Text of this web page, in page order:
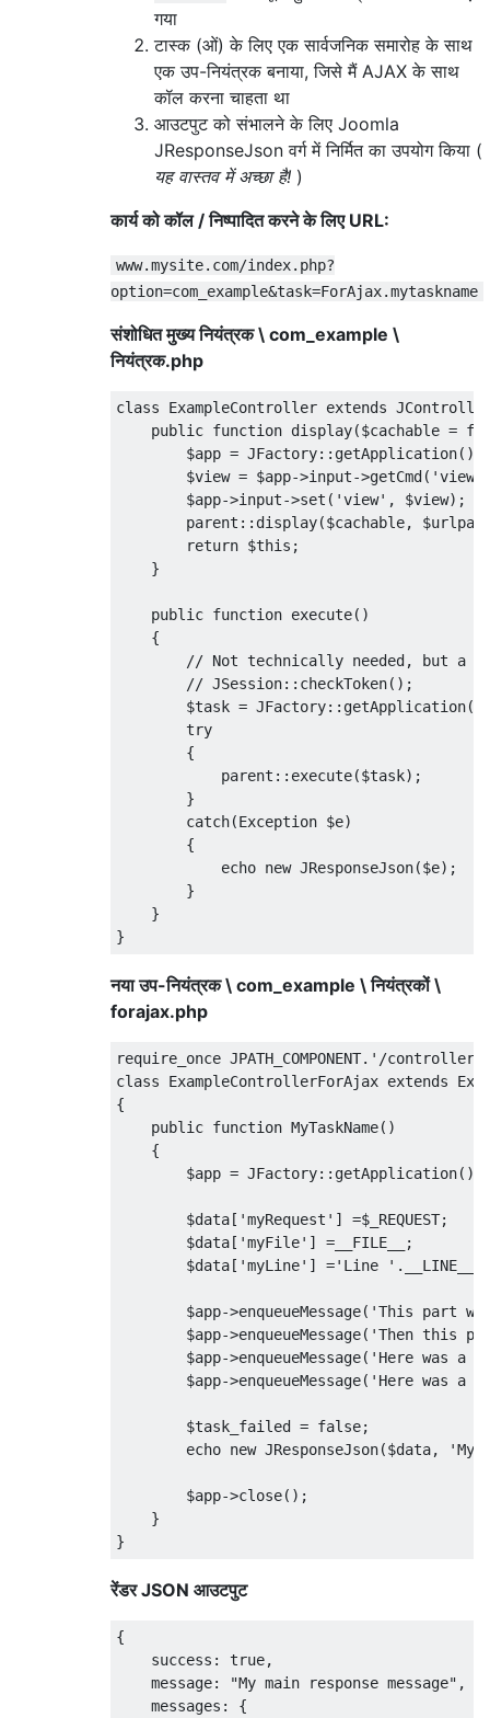
गया
टास्क (ओं) के लिए एक सार्वजनिक समारोह के साथ
एक उप-नियंत्रक बनाया, जिसे मैं AJAX के साथ
कॉल करना चाहता था
आउटपुट को संभालने के लिए Joomla
JResponseJson वर्ग में निर्मित का उपयोग किया (
यह वास्तव में अच्छा है! )
कार्य को कॉल / निष्पादित करने के लिए URL:
www.mysite.com/index.php?
option=com_example&task=ForAjax.mytaskname
संशोधित मुख्य नियंत्रक \ com_example \
नियंत्रक.php
class ExampleController extends
public function display($cachable =
        $app = JFactory::getApplication();
$view = $app->input-
        $app->input->set('view', $view);
parent::display($cachable,
        return $this;
    }
    public function execute()
    {
// Not technically needed, but a
        // JSession::checkToken();
$task =
        try
        {
            parent::execute($task);
        }
        catch(Exception $e)
        {
            echo new JResponseJson($e);
        }
    }
नया उप-नियंत्रक \ com_example \ नियंत्रकों \
forajax.php
require_once JPATH_COMPONENT.'/
class ExampleControllerForAjax extends
{
    public function MyTaskName()
    {
        $app = JFactory::getApplication();
        $data['myRequest'] =$_REQUEST;
        $data['myFile'] =__FILE__;
        $data['myLine'] ='Line '.__LINE__;
$app->enqueueMessage('This part
$app->enqueueMessage('Then this
$app->enqueueMessage('Here was a
$app->enqueueMessage('Here was a
        $task_failed = false;
echo new JResponseJson($data, 'My
        $app->close();
    }
रेंडर JSON आउटपुट
{
    success: true,
    message: "My main response message",
    messages: {